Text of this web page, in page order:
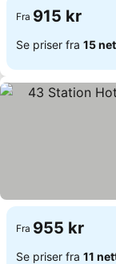
Fra 915 kr
Se priser fra 15
Fra 955 kr
Se priser fra 11